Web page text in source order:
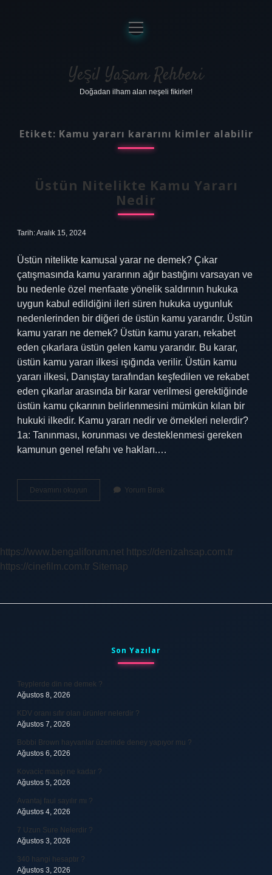
Anasayfa
Gizlilik Politikası
Yasal Uyarı
menüyü
aç
Yeşil Yaşam Rehberi
Doğadan ilham alan neşeli fikirler!
Etiket: Kamu yararı kararını kimler alabilir
Üstün Nitelikte Kamu Yararı
Nedir
Tarih: Aralık 15, 2024
Üstün nitelikte kamusal yarar ne demek? Çıkar
çatışmasında kamu yararının ağır bastığını varsayan ve
bu nedenle özel menfaate yönelik saldırının hukuka
uygun kabul edildiğini ileri süren hukuka uygunluk
nedenlerinden bir diğeri de üstün kamu yararıdır. Üstün
kamu yararı ne demek? Üstün kamu yararı, rekabet
eden çıkarlara üstün gelen kamu yararıdır. Bu karar,
üstün kamu yararı ilkesi ışığında verilir. Üstün kamu
yararı ilkesi, Danıştay tarafından keşfedilen ve rekabet
eden çıkarlar arasında bir karar verilmesi gerektiğinde
üstün kamu çıkarının belirlenmesini mümkün kılan bir
hukuki ilkedir. Kamu yararı nedir ve örnekleri nelerdir?
1a: Tanınması, korunması ve desteklenmesi gereken
kamunun genel refahı ve hakları.…
Devamını okuyun
Nitelikte
Yorum Bırak
https://www.bengaliforum.net https://denizahsap.com.tr
https://cinefilm.com.tr Sitemap
Son Yazılar
Teyplerde din ne demek ?
Ağustos 8, 2026
KDV oranı sıfır olan ürünler nelerdir ?
Ağustos 7, 2026
Bobbi Brown hayvanlar üzerinde deney yapıyor mu ?
Ağustos 6, 2026
Kovacic maaşı ne kadar ?
Ağustos 5, 2026
Avantaj faul sayılır mı ?
Ağustos 4, 2026
7 Uzun Sure Nelerdir ?
Ağustos 3, 2026
340 hangi hesaptır ?
Ağustos 3, 2026